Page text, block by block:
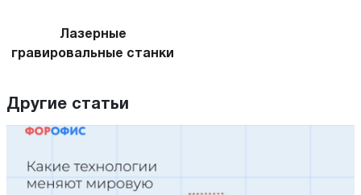
Лазерные
гравировальные станки
Другие статьи